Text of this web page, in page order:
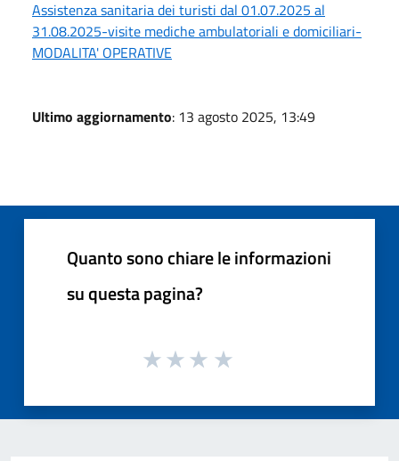
Assistenza sanitaria dei turisti dal 01.07.2025 al
31.08.2025-visite mediche ambulatoriali e domiciliari-
MODALITA' OPERATIVE
Ultimo aggiornamento: 13 agosto 2025, 13:49
Quanto sono chiare le informazioni
su questa pagina?